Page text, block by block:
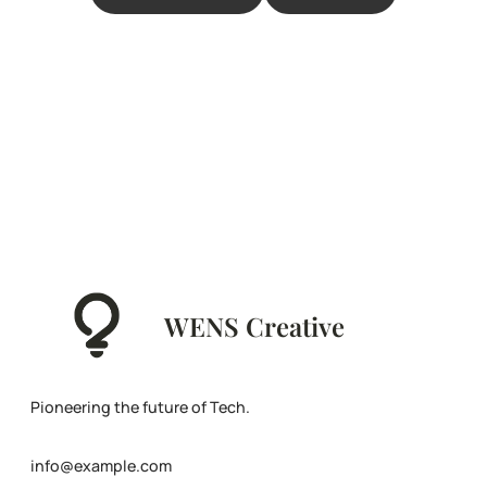
WENS Creative
Pioneering the future of Tech.
info@example.com